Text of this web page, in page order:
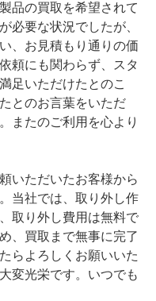
品の買取を希望されて
必要な状況でしたが、
、お見積もり通りの価
頼にも関わらず、スタ
足いただけたとのこ
とのお言葉をいただ
またのご利用を心より
いただいたお客様から
当社では、取り外し作
取り外し費用は無料で
、買取まで無事に完了
らよろしくお願いいた
変光栄です。いつでも